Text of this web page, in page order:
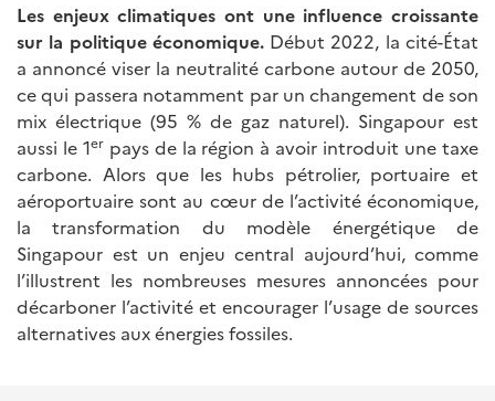
Les enjeux climatiques ont une influence croissante
sur la politique économique. Début 2022, la cité-État
a annoncé viser la neutralité carbone autour de 2050,
ce qui passera notamment par un changement de son
mix électrique (95 % de gaz naturel). Singapour est
aussi le 1erpays de la région à avoir introduit une taxe
carbone. Alors que les hubs pétrolier, portuaire et
aéroportuaire sont au cœur de l’activité économique,
la transformation du modèle énergétique de
Singapour est un enjeu central aujourd’hui, comme
l’illustrent les nombreuses mesures annoncées pour
décarboner l’activité et encourager l’usage de sources
alternatives aux énergies fossiles.